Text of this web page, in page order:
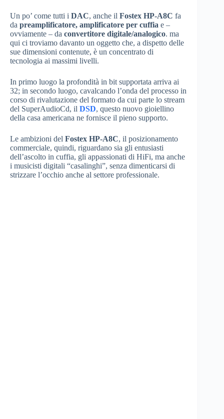
Un po’ come tutti i DAC, anche il Fostex HP-A8C fa
da preamplificatore, amplificatore per cuffia e –
ovviamente – da convertitore digitale/analogico. ma
qui ci troviamo davanto un oggetto che, a dispetto delle
sue dimensioni contenute, è un concentrato di
tecnologia ai massimi livelli.
In primo luogo la profondità in bit supportata arriva ai
32; in secondo luogo, cavalcando l’onda del processo in
corso di rivalutazione del formato da cui parte lo stream
del SuperAudioCd, il DSD, questo nuovo gioiellino
della casa americana ne fornisce il pieno supporto.
Le ambizioni del Fostex HP-A8C, il posizionamento
commerciale, quindi, riguardano sia gli entusiasti
dell’ascolto in cuffia, gli appassionati di HiFi, ma anche
i musicisti digitali “casalinghi”, senza dimenticarsi di
strizzare l’occhio anche al settore professionale.